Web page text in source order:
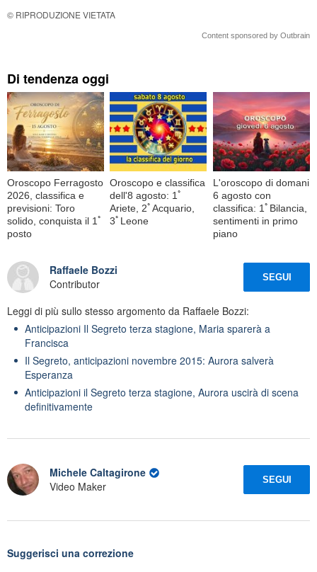
© RIPRODUZIONE VIETATA
Content sponsored by Outbrain
Di tendenza oggi
Oroscopo Ferragosto
2026, classifica e
previsioni: Toro
solido, conquista il 1ﾟ
posto
Oroscopo e classifica
dell'8 agosto: 1ﾟ
Ariete, 2ﾟAcquario,
3ﾟLeone
L'oroscopo di domani
6 agosto con
classifica: 1ﾟBilancia,
sentimenti in primo
piano
Raffaele Bozzi
Contributor
SEGUI
Leggi di più sullo stesso argomento da Raffaele Bozzi:
Anticipazioni Il Segreto terza stagione, Maria sparerà a
Francisca
Il Segreto, anticipazioni novembre 2015: Aurora salverà
Esperanza
Anticipazioni il Segreto terza stagione, Aurora uscirà di scena
definitivamente
Michele Caltagirone
Video Maker
SEGUI
Suggerisci una correzione